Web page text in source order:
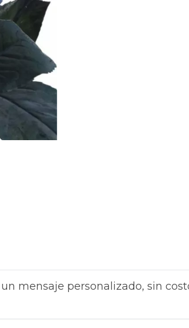
mensaje personalizado, sin